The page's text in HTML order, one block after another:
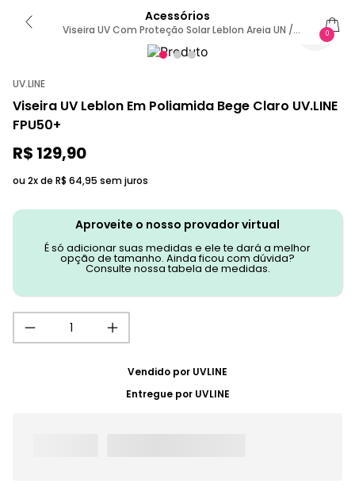
Acessórios
Viseira UV Com Proteção Solar Leblon Areia UN /
0
UV.LINE
Viseira UV Leblon Em Poliamida Bege Claro UV.LINE
FPU50+
R$ 129,90
ou 2x de R$ 64,95 sem juros
Aproveite o nosso provador virtual
É só adicionar suas medidas e ele te dará a melhor
opção de tamanho. Ainda ficou com dúvida?
Consulte nossa tabela de medidas.
Vendido por UVLINE
Entregue por UVLINE